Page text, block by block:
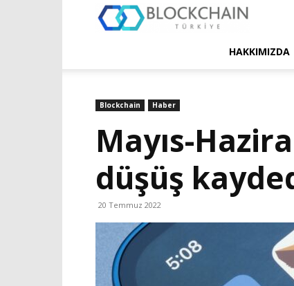
Türkiye
HAKKIMIZDA
Blockchain Haber
Mayıs-
düşüş
20 Temmuz 2022